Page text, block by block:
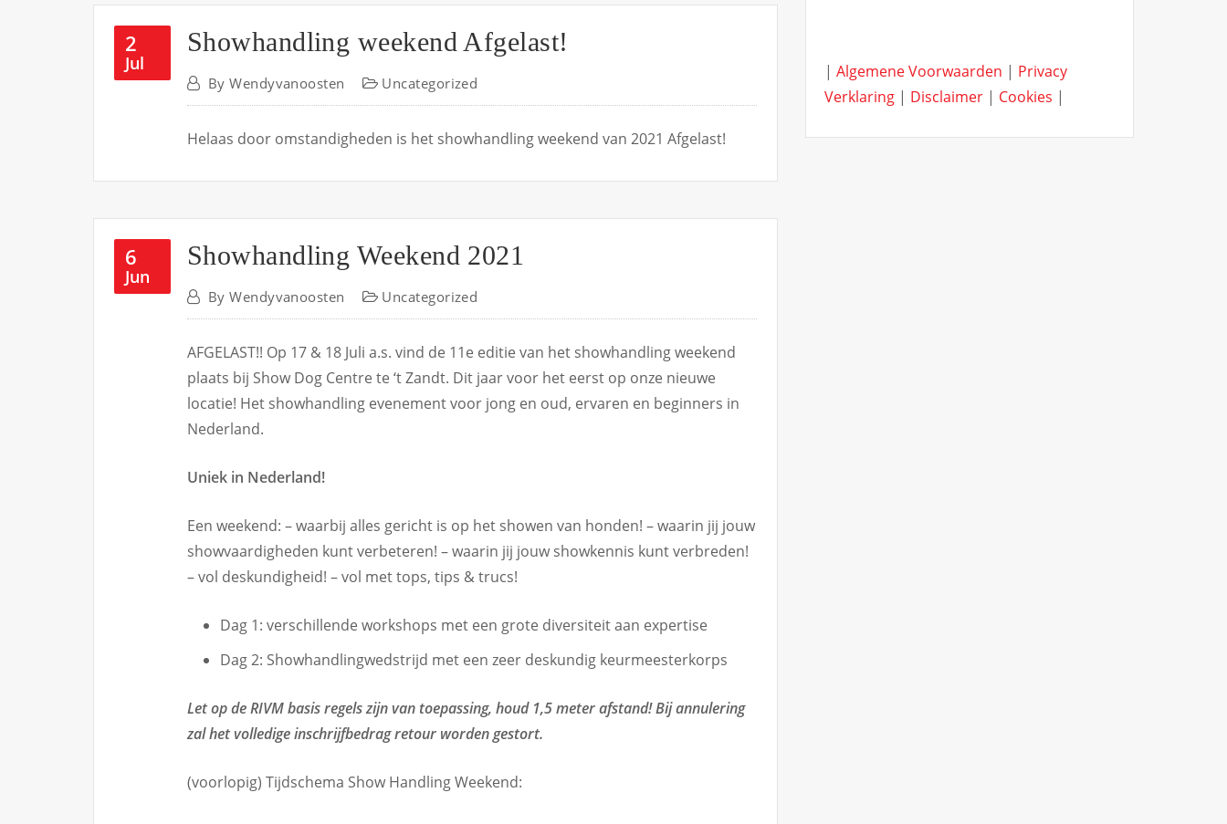
2
Jul
Showhandling weekend Afgelast!
ByWendyvanoosten Uncategorized
Helaas door omstandigheden is het showhandling weekend van 2021 Afgelast!
6
Jun
Showhandling Weekend 2021
ByWendyvanoosten Uncategorized
AFGELAST!! Op 17 & 18 Juli a.s. vind de 11e editie van het showhandling weekend
plaats bij Show Dog Centre te ‘t Zandt. Dit jaar voor het eerst op onze nieuwe
locatie! Het showhandling evenement voor jong en oud, ervaren en beginners in
Nederland.
Uniek in Nederland!
Een weekend: – waarbij alles gericht is op het showen van honden! – waarin jij jouw
showvaardigheden kunt verbeteren! – waarin jij jouw showkennis kunt verbreden!
– vol deskundigheid! – vol met tops, tips & trucs!
Dag 1: verschillende workshops met een grote diversiteit aan expertise
Dag 2: Showhandlingwedstrijd met een zeer deskundig keurmeesterkorps
Let op de RIVM basis regels zijn van toepassing, houd 1,5 meter afstand! Bij annulering
zal het volledige inschrijfbedrag retour worden gestort.
(voorlopig) Tijdschema Show Handling Weekend:
| Algemene Voorwaarden | Privacy
Verklaring | Disclaimer | Cookies |